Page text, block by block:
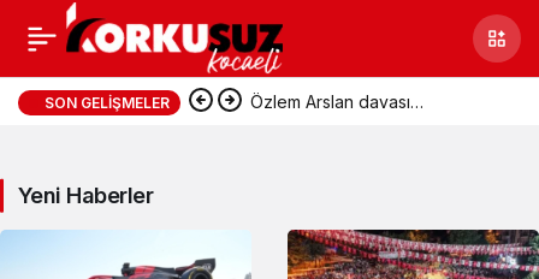
Dünya
SON GELIŞMELER Özlem Arslan davası
hapis cezası verildi
Yeni Haberler